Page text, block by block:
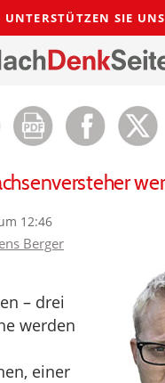
UNTERSTÜTZEN SIE UNS
12:46
Berger
– drei
werden
einer